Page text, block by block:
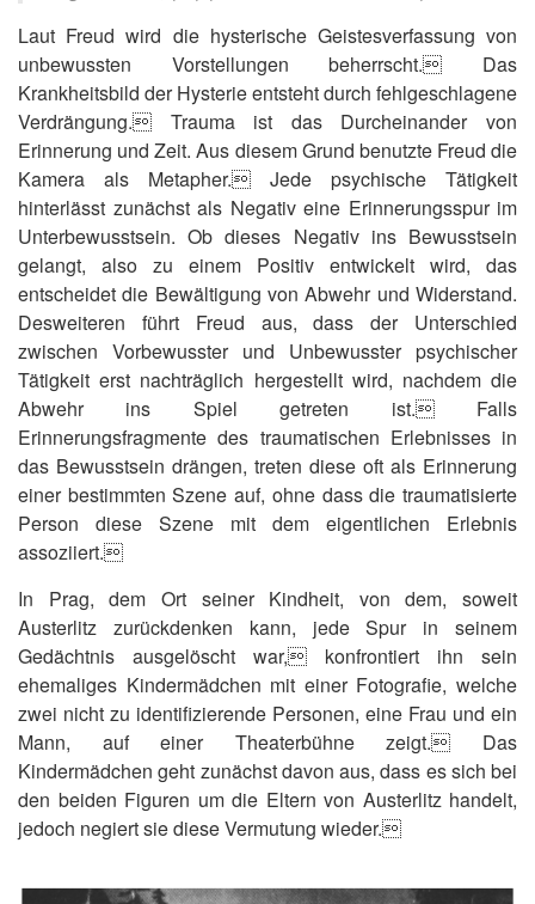
Laut Freud wird die hysterische Geistesverfassung von
unbewussten Vorstellungen beherrscht. Das
Krankheitsbild der Hysterie entsteht durch fehlgeschlagene
Verdrängung. Trauma ist das Durcheinander von
Erinnerung und Zeit. Aus diesem Grund benutzte Freud die
Kamera als Metapher. Jede psychische Tätigkeit
hinterlässt zunächst als Negativ eine Erinnerungsspur im
Unterbewusstsein. Ob dieses Negativ ins Bewusstsein
gelangt, also zu einem Positiv entwickelt wird, das
entscheidet die Bewältigung von Abwehr und Widerstand.
Desweiteren führt Freud aus, dass der Unterschied
zwischen Vorbewusster und Unbewusster psychischer
Tätigkeit erst nachträglich hergestellt wird, nachdem die
Abwehr ins Spiel getreten ist. Falls
Erinnerungsfragmente des traumatischen Erlebnisses in
das Bewusstsein drängen, treten diese oft als Erinnerung
einer bestimmten Szene auf, ohne dass die traumatisierte
Person diese Szene mit dem eigentlichen Erlebnis
assoziiert.
In Prag, dem Ort seiner Kindheit, von dem, soweit
Austerlitz zurückdenken kann, jede Spur in seinem
Gedächtnis ausgelöscht war, konfrontiert ihn sein
ehemaliges Kindermädchen mit einer Fotografie, welche
zwei nicht zu identifizierende Personen, eine Frau und ein
Mann, auf einer Theaterbühne zeigt. Das
Kindermädchen geht zunächst davon aus, dass es sich bei
den beiden Figuren um die Eltern von Austerlitz handelt,
jedoch negiert sie diese Vermutung wieder.